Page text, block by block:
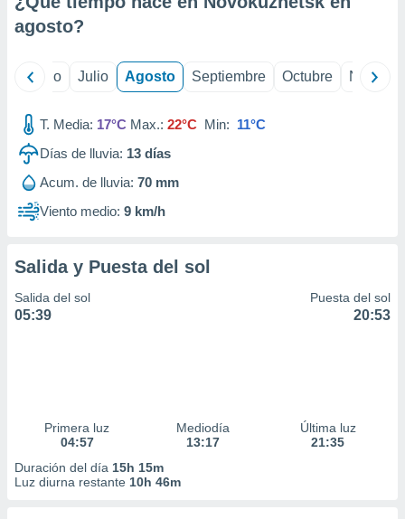
e
publicidad
publicidad
de
agosto?
Junio Julio Agosto Septiembre Octubre
T. Media: 17°C Max.: 22°C Min: 11°C
Días de lluvia: 13 días
Acum. de lluvia: 70 mm
Viento medio: 9 km/h
Salida y Puesta del sol
Salida del sol
05:39
Puesta del sol
20:53
Primera luz
04:57
Mediodía
13:17
Última luz
21:35
Duración del día 15h 15m
Luz diurna restante 10h 46m